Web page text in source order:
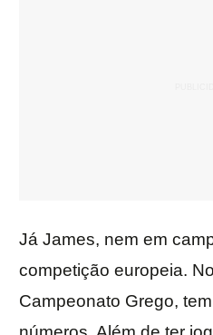
Já James, nem em
competição europeia.
Campeonato Grego,